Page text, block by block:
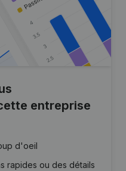
entreprise
d'oeil
rapides ou des détails